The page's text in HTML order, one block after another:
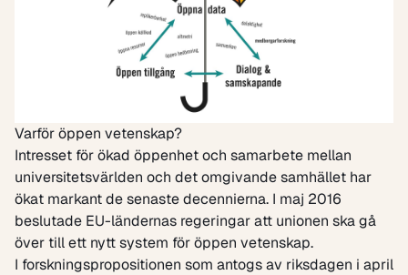
Varför öppen vetenskap?
Intresset för ökad öppenhet och samarbete mellan
universitetsvärlden och det omgivande samhället har
ökat markant de senaste decennierna. I maj 2016
beslutade EU-ländernas regeringar att unionen ska gå
över till ett nytt system för öppen vetenskap.
I forskningspropositionen som antogs av riksdagen i april